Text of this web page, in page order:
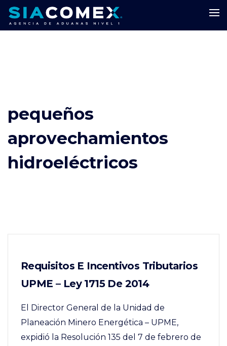
pequeños
aprovechamientos
hidroeléctricos
Requisitos E Incentivos Tributarios
UPME – Ley 1715 De 2014
El Director General de la Unidad de
Planeación Minero Energética – UPME,
expidió la Resolución 135 del 7 de febrero de